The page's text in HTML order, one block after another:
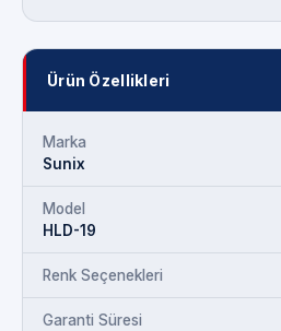
Ürün Özellikleri
Marka
Sunix
Model
HLD-19
Renk Seçenekleri
Garanti Süresi